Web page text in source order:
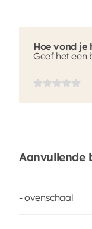
Hoe vond je
Geef het een
Aanvullende
- ovenschaal